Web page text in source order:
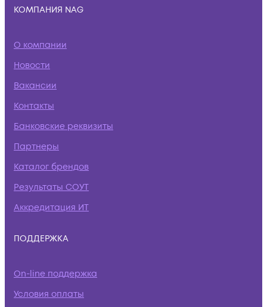
КОМПАНИЯ NAG
О компании
Новости
Вакансии
Контакты
Банковские реквизиты
Партнеры
Каталог брендов
Результаты СОУТ
Аккредитация ИТ
ПОДДЕРЖКА
On-line поддержка
Условия оплаты